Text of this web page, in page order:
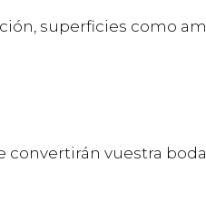
superficies como
vuestra